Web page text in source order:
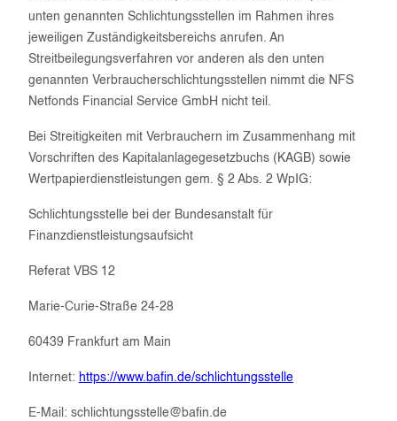
unten genannten Schlichtungsstellen im Rahmen ihres
jeweiligen Zuständigkeitsbereichs anrufen. An
Streitbeilegungsverfahren vor anderen als den unten
genannten Verbraucherschlichtungsstellen nimmt die NFS
Netfonds Financial Service GmbH nicht teil.
Bei Streitigkeiten mit Verbrauchern im Zusammenhang mit
Vorschriften des Kapitalanlagegesetzbuchs (KAGB) sowie
Wertpapierdienstleistungen gem. § 2 Abs. 2 WpIG:
Schlichtungsstelle bei der Bundesanstalt für
Finanzdienstleistungsaufsicht
Referat VBS 12
Marie-Curie-Straße 24-28
60439 Frankfurt am Main
Internet: https://www.bafin.de/schlichtungsstelle
E-Mail: schlichtungsstelle@bafin.de